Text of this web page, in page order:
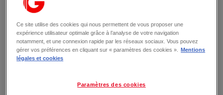
Ce site utilise des cookies qui nous permettent de vous proposer une
expérience utilisateur optimale grâce à l’analyse de votre navigation
notamment, et une connexion rapide par les réseaux sociaux. Vous pouvez
gérer vos préférences en cliquant sur « paramètres des cookies ».
Mentions
légales et cookies
Paramètres des cookies